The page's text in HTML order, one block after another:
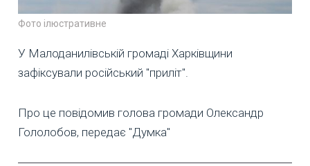
Фото ілюстративне
У Малоданилівській громаді Харківщини
зафіксували російський "приліт".
Про це повідомив голова громади Олександр
Гололобов, передає "Думка"